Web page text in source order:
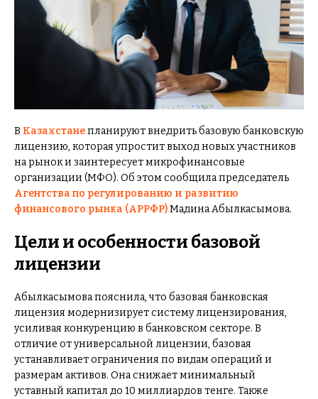
В Казахстанепланируют внедрить базовую банковскую
лицензию, которая упростит выход новых участников
на рынок и заинтересует микрофинансовые
организации (МФО). Об этом сообщила председатель
Агентства по регулированию и развитию
финансового рынка (АРРФР)Мадина Абылкасымова.
Цели и особенности базовой
лицензии
Абылкасымова пояснила, что базовая банковская
лицензия модернизирует систему лицензирования,
усиливая конкуренцию в банковском секторе. В
отличие от универсальной лицензии, базовая
устанавливает ограничения по видам операций и
размерам активов. Она снижает минимальный
уставный капитал до 10 миллиардов тенге. Также